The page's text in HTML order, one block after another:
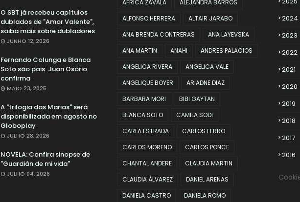
O SBT já recebeu capítulos
dublados de "Amor Valente",
saiba mais sobre dubladores
JUNHO 12, 2026
Fernando Colunga e Blanca
Soto são pais: Juan Osório
confirma
MAIO 23, 2025
A "trilogia das Marias" será
disponibilizada em agosto no
Globoplay
JULHO 28, 2026
NOVELA: Confira sinopse de
"Guardián de mi vida"
JULHO 04, 2026
AFRICA ZAVALA
ALEJANDRA BARROS
ALFONSO HERRERA
ALTAIR JARABO
ANA BRENDA CONTRERAS
ANA LAYEVSKA
ANA MARTIN
ANAHI
ANDRES PALACIOS
ANGELICA RIVERA
ANGELICA VALE
ANGELIQUE BOYER
ARIADNE DIAZ
BARBARA MORI
BIBI GAYTAN
BLANCA SOTO
CAMILA SODI
CARLA ESTRADA
CARLOS FERRO
CARLOS MORENO
CARLOS PONCE
CHANTAL ANDERE
CLAUDIA MARTIN
CLAUDIA ÁLVAREZ
DANIEL ARENAS
DANIELA CASTRO
DANIELA ROMO
2024
2023
2022
2021
2020
2019
2018
2017
2016